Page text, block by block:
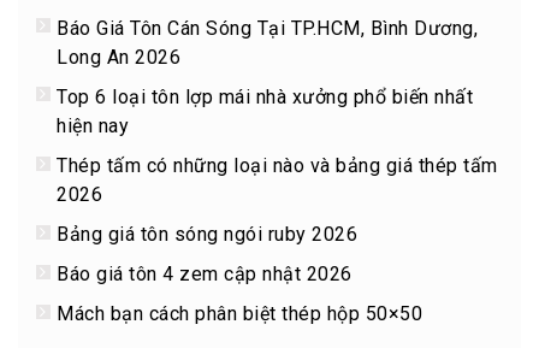
Báo Giá Tôn Cán Sóng Tại TP.HCM, Bình Dương,
Long An 2026
Top 6 loại tôn lợp mái nhà xưởng phổ biến nhất
hiện nay
Thép tấm có những loại nào và bảng giá thép tấm
2026
Bảng giá tôn sóng ngói ruby 2026
Báo giá tôn 4 zem cập nhật 2026
Mách bạn cách phân biệt thép hộp 50×50